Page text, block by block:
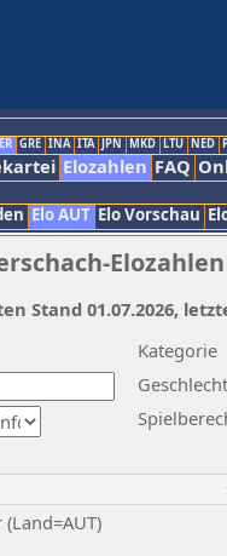
GRE INA ITA JPN MKD LTU NED
Elozahlen FAQ
Elo AUT Elo Vorschau
Elozahlen
Kategorie
Geschlecht
Stand 01.07.2026,